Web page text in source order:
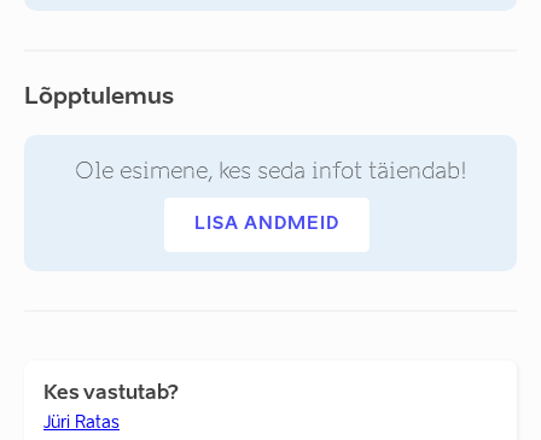
Lõpptulemus
Ole esimene, kes seda infot täiendab!
LISA ANDMEID
Kes vastutab?
Jüri Ratas